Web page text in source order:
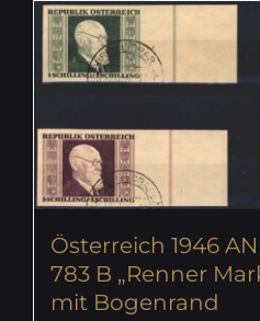
Österreich 1946
783 B „Renner
mit Bogenrand